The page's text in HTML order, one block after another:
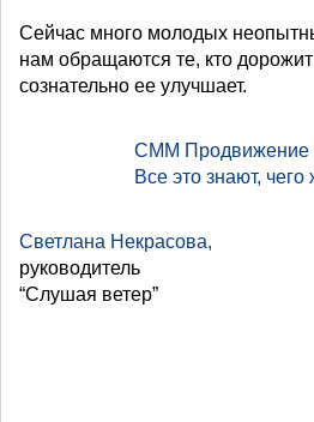
Сейчас много молодых
нам обращаются те, кто
сознательно ее улучшает.
СММ Продвижение -
Все это знают,
Светлана Некрасова,
руководитель
“Слушая ветер”